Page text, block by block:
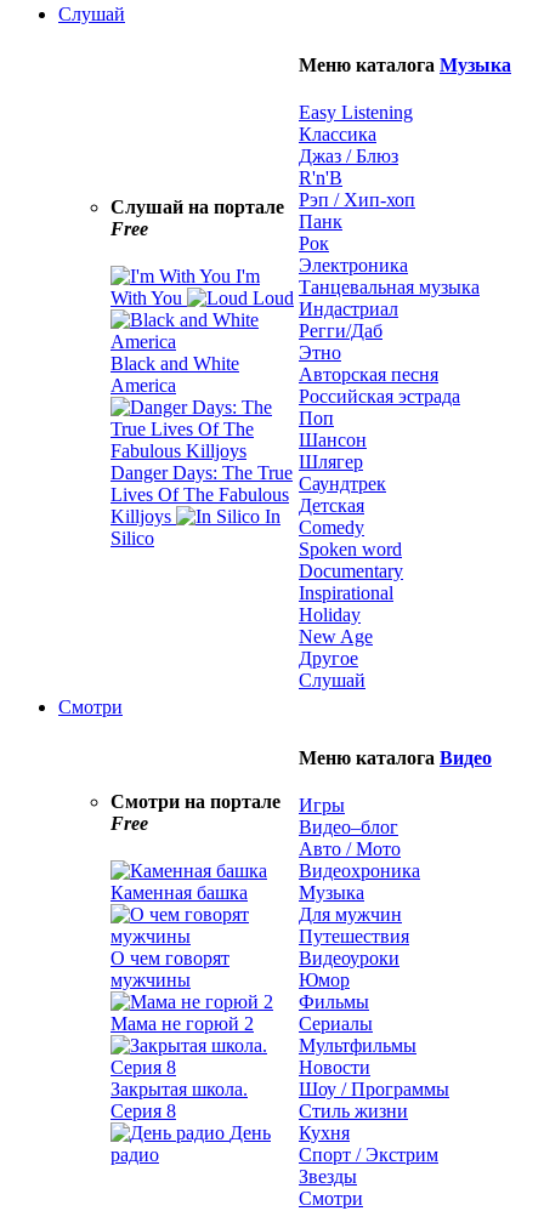
Слушай
Слушай на портале
Free
I'm
With You
Loud
Black and White
America
Danger Days: The True
Lives Of The Fabulous
Killjoys
In
Silico
Меню каталога Музыка
Easy Listening
Классика
Джаз / Блюз
R'n'B
Рэп / Хип-хоп
Панк
Рок
Электроника
Танцевальная музыка
Индастриал
Регги/Даб
Этно
Авторская песня
Российская эстрада
Поп
Шансон
Шлягер
Саундтрек
Детская
Comedy
Spoken word
Documentary
Inspirational
Holiday
New Age
Другое
Слушай
Смотри
Смотри на портале
Free
Каменная башка
О чем говорят
мужчины
Мама не горюй 2
Закрытая школа.
Серия 8
День
радио
Меню каталога Видео
Игры
Видео–блог
Авто / Мото
Видеохроника
Музыка
Для мужчин
Путешествия
Видеоуроки
Юмор
Фильмы
Сериалы
Мультфильмы
Новости
Шоу / Программы
Стиль жизни
Кухня
Спорт / Экстрим
Звезды
Смотри